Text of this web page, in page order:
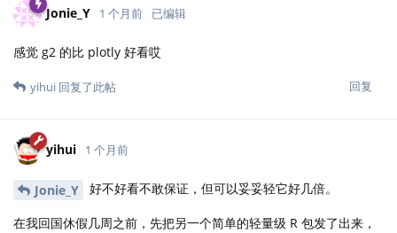
Jonie_Y 1 个月前 已编辑
感觉 g2 的比 plotly 好看哎
回复
yihui 回复了此帖
yihui 1 个月前
Jonie_Y 好不好看不敢保证，但可以妥妥轻它好几倍。
在我回国休假几周之前，先把另一个简单的轻量级 R 包发了出来，